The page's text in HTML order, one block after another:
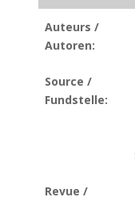
Auteurs /
Autoren:
Source /
Fundstelle:
Revue /